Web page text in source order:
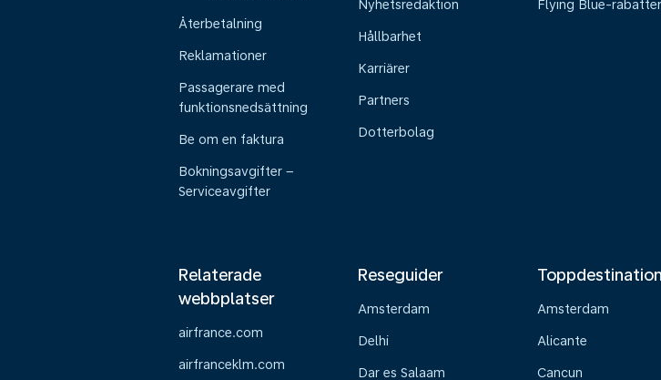
Återbetalning
Reklamationer
Passagerare med
funktionsnedsättning
Be om en faktura
Bokningsavgifter –
Serviceavgifter
Nyhetsredaktion
Hållbarhet
Karriärer
Partners
Dotterbolag
Flying Blue-rabatter
Relaterade
webbplatser
airfrance.com
airfranceklm.com
Reseguider
Amsterdam
Delhi
Dar es Salaam
Amsterdam
Alicante
Cancun